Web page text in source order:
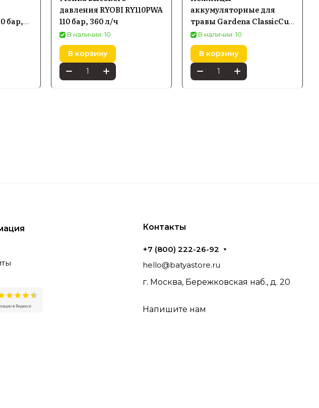
бар,
давления RYOBI RY110PWA
110 бар, 360 л/ч
В наличии: 10
В корзину
аккумуляторные для
травы Gardena ClassicCut
(9853-20)
В наличии: 10
В корзину
Контакты
+7 (800) 222-26-92
hello@batyastore.ru
г. Москва, Бережковская наб., д. 20
Напишите нам